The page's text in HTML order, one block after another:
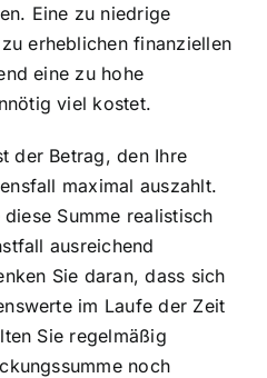
Eine zu niedrige
erheblichen finanziellen
eine zu hohe
viel kostet.
der Betrag, den Ihre
maximal auszahlt.
Summe realistisch
ausreichend
Sie daran, dass sich
im Laufe der Zeit
Sie regelmäßig
noch